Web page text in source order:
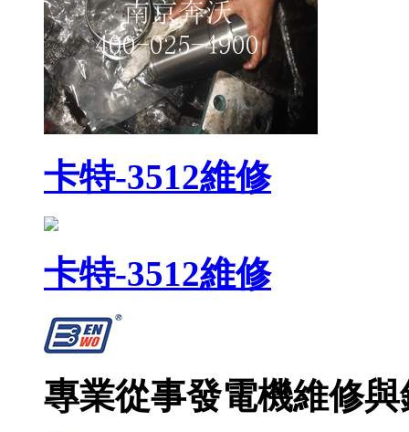
卡特-3512維修
卡特-3512維修
專業從事發電機維修與